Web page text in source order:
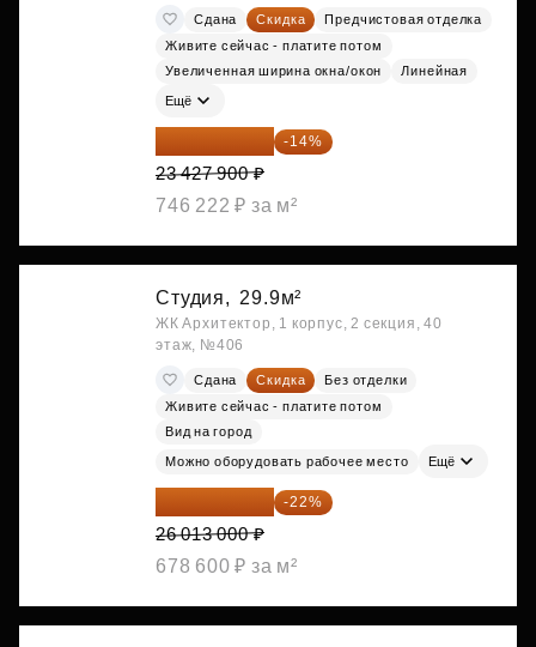
Сдана Скидка
Предчистовая отделка
Живите сейчас - платите потом
Увеличенная ширина окна/окон
Линейная
Ещё
20 147 994 ₽ -14%
23 427 900 ₽
746 222 ₽ за м²
Студия, 29.9м²
ЖК Архитектор, 1 корпус, 2 секция, 40
этаж, №406
Сдана Скидка
Без отделки
Живите сейчас - платите потом
Вид на город
Можно оборудовать рабочее место Ещё
20 290 140 ₽ -22%
26 013 000 ₽
678 600 ₽ за м²